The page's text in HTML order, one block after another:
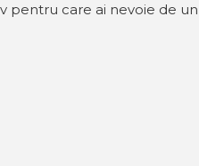
pentru care ai nevoie de